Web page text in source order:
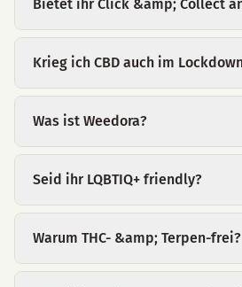
Bietet ihr Click &amp; Collect
Krieg ich CBD auch im
Was ist Weedora?
Seid ihr LQBTIQ+ friendly?
Warum THC- &amp; Terpen-frei?